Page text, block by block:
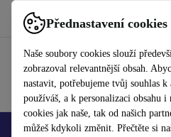
Přednastavení cookies
Naše soubory cookies slouží
zobrazoval relevantnější obsah.
nastavit, potřebujeme tvůj souhlas k
používáš, a k personalizaci obsahu
cookies jak naše, tak od našich
můžeš kdykoli změnit. Přečtěte si
Používejte refurbed rychle a snadno
Mobily a smartphony Notebooky